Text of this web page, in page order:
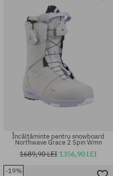
Încălțăminte pentru snowboard
Northwave Grace 2 Spin Wmn
1689,90 LEI 1356,90 LEI
-19%